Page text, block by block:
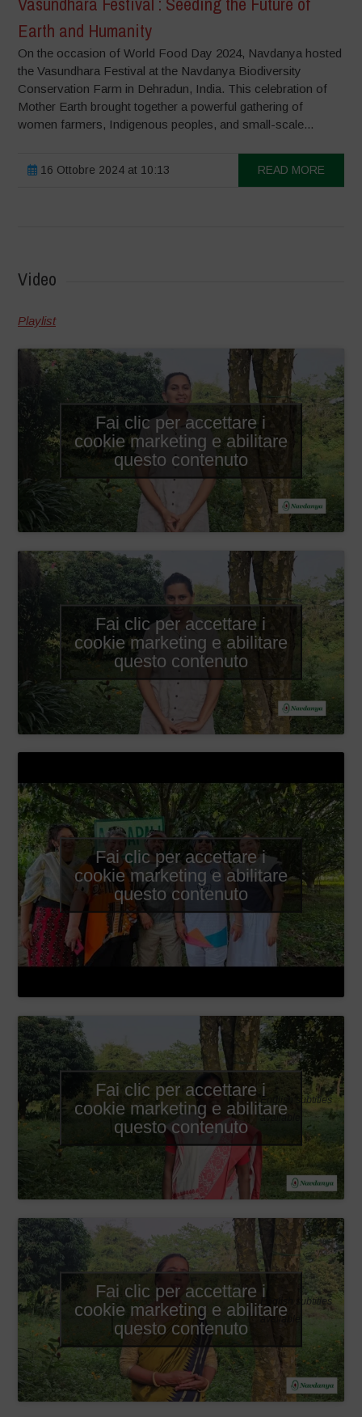
Earth and Humanity
On the occasion of World Food Day 2024, Navdanya hosted
the Vasundhara Festival at the Navdanya Biodiversity
Conservation Farm in Dehradun, India. This celebration of
Mother Earth brought together a powerful gathering of
women farmers, Indigenous peoples, and small-scale...
16 Ottobre 2024 at 10:13 READ MORE
Video
Playlist
Fai clic per accettare i
cookie marketing e abilitare
questo contenuto
Fai clic per accettare i
cookie marketing e abilitare
questo contenuto
Fai clic per accettare i
cookie marketing e abilitare
questo contenuto
English subtitles
available
Fai clic per accettare i
cookie marketing e abilitare
questo contenuto
English subtitles
available
Fai clic per accettare i
cookie marketing e abilitare
questo contenuto